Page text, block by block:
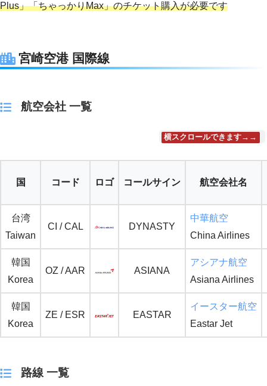
Plus」「ちゃっかりMax」のチケット購入が必要です
宮崎空港 国際線
航空会社 一覧
横スクロールできます→→
国 コード ロゴ コールサイン 航空会社名
台湾
Taiwan
CI / CAL DYNASTY
中華航空
China Airlines
韓国
Korea
OZ / AAR ASIANA
アシアナ航空
Asiana Airlines
韓国
Korea
ZE / ESR EASTAR
イースター航空
Eastar Jet
路線 一覧